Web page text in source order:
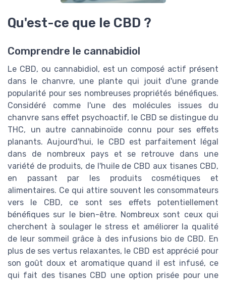
Qu'est-ce que le CBD ?
Comprendre le cannabidiol
Le CBD, ou cannabidiol, est un composé actif présent
dans le chanvre, une plante qui jouit d'une grande
popularité pour ses nombreuses propriétés bénéfiques.
Considéré comme l'une des molécules issues du
chanvre sans effet psychoactif, le CBD se distingue du
THC, un autre cannabinoïde connu pour ses effets
planants. Aujourd'hui, le CBD est parfaitement légal
dans de nombreux pays et se retrouve dans une
variété de produits, de l'huile de CBD aux tisanes CBD,
en passant par les produits cosmétiques et
alimentaires. Ce qui attire souvent les consommateurs
vers le CBD, ce sont ses effets potentiellement
bénéfiques sur le bien-être. Nombreux sont ceux qui
cherchent à soulager le stress et améliorer la qualité
de leur sommeil grâce à des infusions bio de CBD. En
plus de ses vertus relaxantes, le CBD est apprécié pour
son goût doux et aromatique quand il est infusé, ce
qui fait des tisanes CBD une option prisée pour une